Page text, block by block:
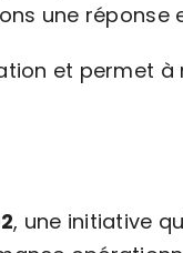
une
et permet à
, une initiative